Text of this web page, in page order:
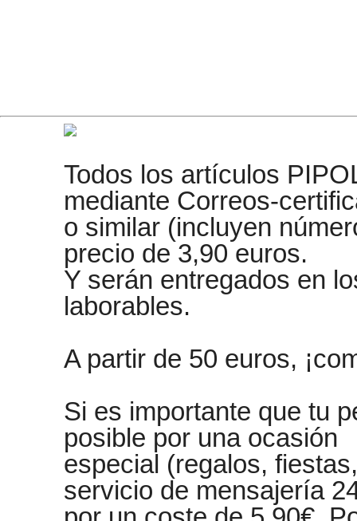
Todos los artículos
mediante Correos-
o similar (incluyen
precio de 3,90 euros.
Y serán entregados en
laborables.
A partir de 50 euros,
Si es importante que tu
posible por una ocasión
especial (regalos,
servicio de mensajería